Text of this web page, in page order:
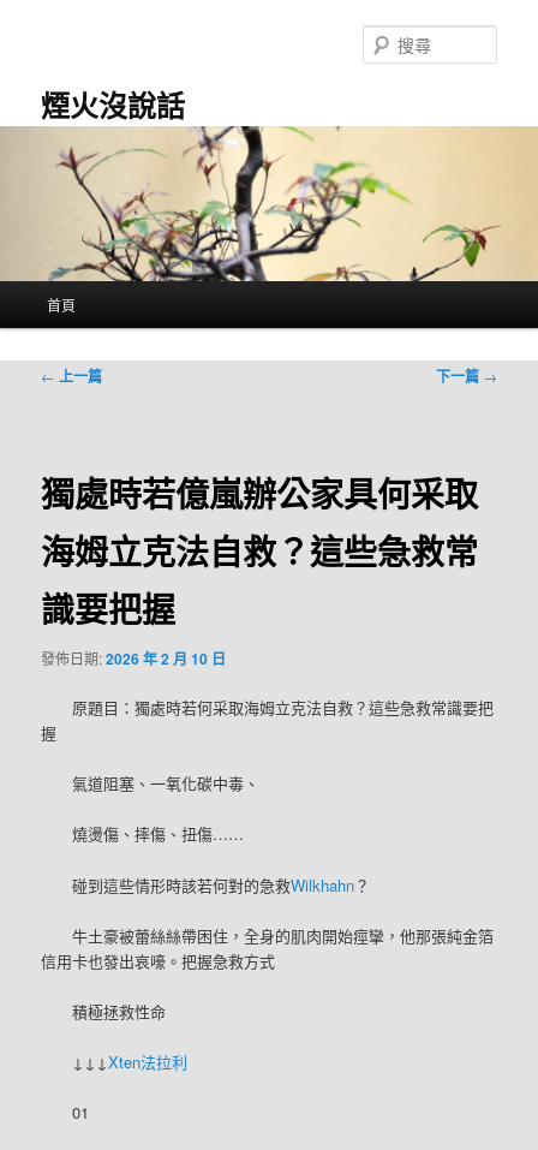
煙火沒說話
尋
首頁
文
← 上一篇 下一篇 →
獨處時若億嵐辦公家具何采取
海姆立克法自救？這些急救常
識要把握
發佈日期:2026 年 2 月 10 日
原題目：獨處時若何采取海姆立克法自救？這些急救常識要把
握
氣道阻塞、一氧化碳中毒、
燒燙傷、摔傷、扭傷……
碰到這些情形時該若何對的急救Wilkhahn？
牛土豪被蕾絲絲帶困住，全身的肌肉開始痙攣，他那張純金箔
信用卡也發出哀嚎。把握急救方式
積極拯救性命
↓↓↓Xten法拉利
01